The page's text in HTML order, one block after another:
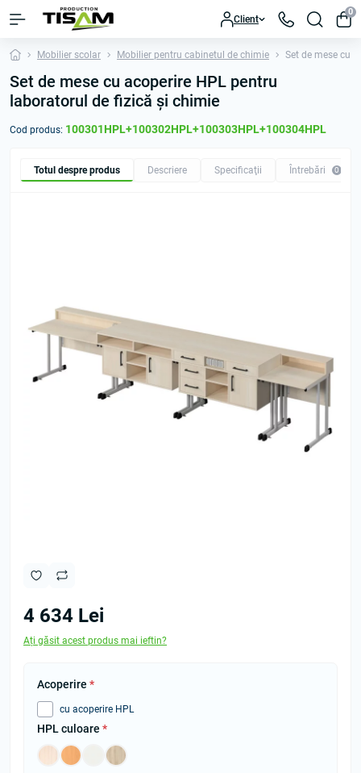
Client
0
Mobilier scolar Mobilier pentru cabinetul de chimie Set de mese cu
Set de mese cu acoperire HPL pentru
laboratorul de fizică și chimie
Cod produs: 100301HPL+100302HPL+100303HPL+100304HPL
Totul despre produs Descriere Specificaţii Întrebări 0
4 634 Lei
Ați găsit acest produs mai ieftin?
Аcoperire *
cu acoperire HPL
HPL culoare *